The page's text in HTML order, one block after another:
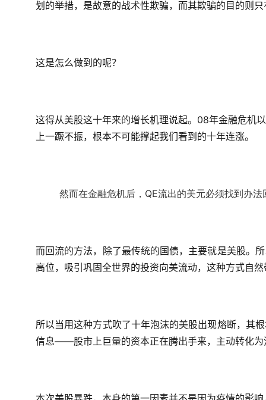
划的举措，是故意的战术性欺骗，而其欺骗的目的则
这是怎么做到的呢？
这得从美股这十年来的增长机理说起。08年金融危机
上一蹶不振，根本不可能撑起我们看到的十年连涨。
然而在金融危机后，QE流出的美元必须找到办
而回流的方法，除了最传统的国债，主要就是美股。
高位，吸引巩固全世界的投资向美流动，这种方式自
所以当用这种方式吹了十年泡沫的美股出现熔断，其
信息——股市上巨量的资本正在腾出手来，主动转化为